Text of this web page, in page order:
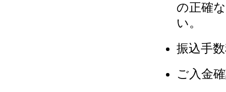
の正確
い。
振込手
ご入金